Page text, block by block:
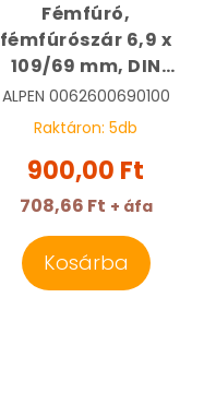
Fémfúró,
fémfúrószár 6,9 x
109/69 mm, DIN
338, HSS, Sprint
Master | ALPEN
ALPEN 0062600690100
Raktáron: 5db
900,00 Ft
708,66 Ft + áfa
Kosárba